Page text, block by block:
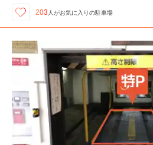
203 人がお気に入りの駐車場